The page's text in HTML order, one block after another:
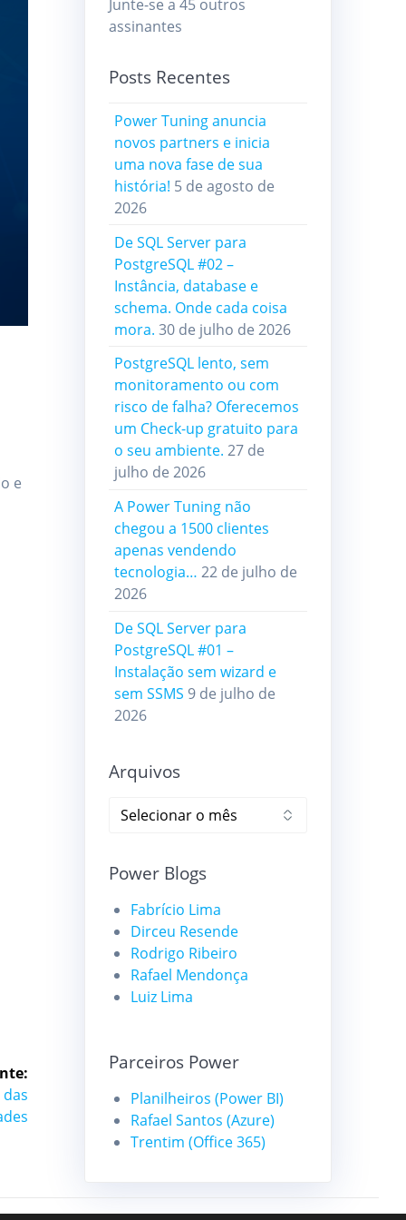
e
Junte-se a 45 outros
assinantes
Posts Recentes
Power Tuning anuncia
novos partners e inicia
uma nova fase de sua
história! 5 de agosto de
2026
De SQL Server para
PostgreSQL #02 –
Instância, database e
schema. Onde cada coisa
mora. 30 de julho de 2026
PostgreSQL lento, sem
monitoramento ou com
risco de falha? Oferecemos
um Check-up gratuito para
o seu ambiente. 27 de
julho de 2026
A Power Tuning não
chegou a 1500 clientes
apenas vendendo
tecnologia… 22 de julho de
2026
De SQL Server para
PostgreSQL #01 –
Instalação sem wizard e
sem SSMS 9 de julho de
2026
Arquivos
Arquivos
Power Blogs
Fabrício Lima
Dirceu Resende
Rodrigo Ribeiro
Rafael Mendonça
Luiz Lima
Parceiros Power
Planilheiros (Power BI)
Rafael Santos (Azure)
Trentim (Office 365)